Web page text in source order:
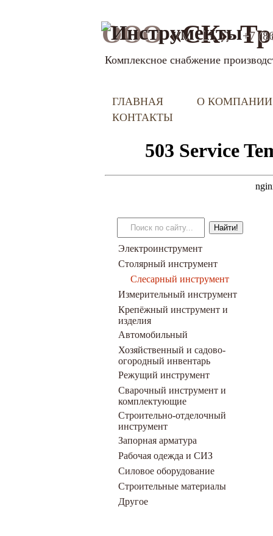
ООО«СК»
Комплексное снабжение
+7
ГЛАВНАЯ
О КОМПАНИИ
КОНТАКТЫ
Электроинструмент
Столярный инструмент
Слесарный инструмент
Измерительный инструмент
Крепёжный инструмент и
изделия
Автомобильный
Хозяйственный и садово-
огородный инвентарь
Режущий инструмент
Сварочный инструмент и
комплектующие
Строительно-отделочный
инструмент
Запорная арматура
Рабочая одежда и СИЗ
Силовое оборудование
Строительные материалы
Другое